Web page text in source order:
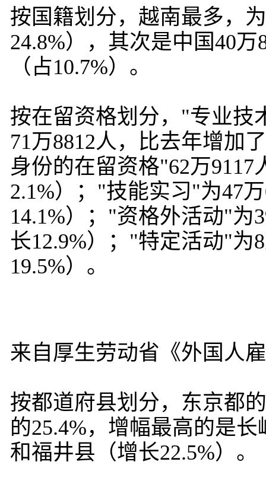
按国籍划分，越南最多，
24.8%），其次是中国40
（占10.7%）。
按在留资格划分，"专业技
71万8812人，比去年增加
身份的在留资格"62万9117
2.1%）；"技能实习"为47
14.1%）；"资格外活动"为
长12.9%）；"特定活动"为
19.5%）。
来自厚生劳动省《外国人
按都道府县划分，东京都
的25.4%，增幅最高的是
和福井县（增长22.5%）。